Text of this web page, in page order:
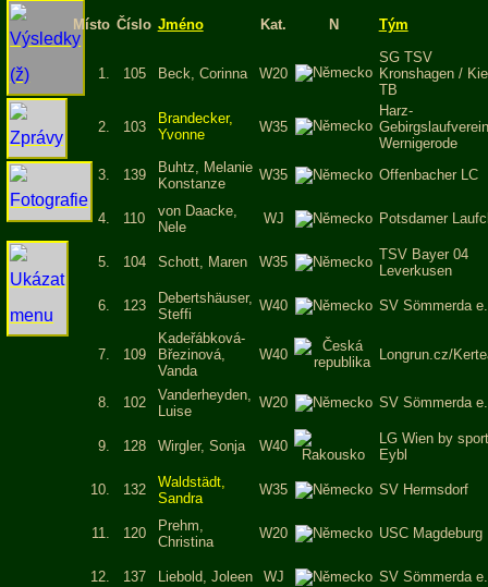
Místo Číslo Jméno Kat. N Tým
1. 105 Beck, Corinna W20
SG TSV
Kronshagen /
TB
2. 103
Brandecker,
Yvonne
W35
Harz-
Gebirgslaufverein
Wernigerode
3.
139
Buhtz, Melanie
Konstanze
W35 Offenbacher LC
4. 110
von Daacke,
Nele
WJ Potsdamer
5. 104 Schott, Maren W35
TSV Bayer 04
Leverkusen
6. 123
Debertshäuser,
Steffi
W40 SV Sömmerda
7. 109
Kadeřábková-
Březinová,
Vanda
W40 Longrun.cz/
8. 102
Vanderheyden,
Luise
W20 SV Sömmerda
9. 128 Wirgler, Sonja W40
LG Wien by sport
Eybl
10. 132
Waldstädt,
Sandra
W35 SV Hermsdorf
11. 120
Prehm,
Christina
W20 USC Magdeburg
12. 137 Liebold, Joleen WJ SV Sömmerda